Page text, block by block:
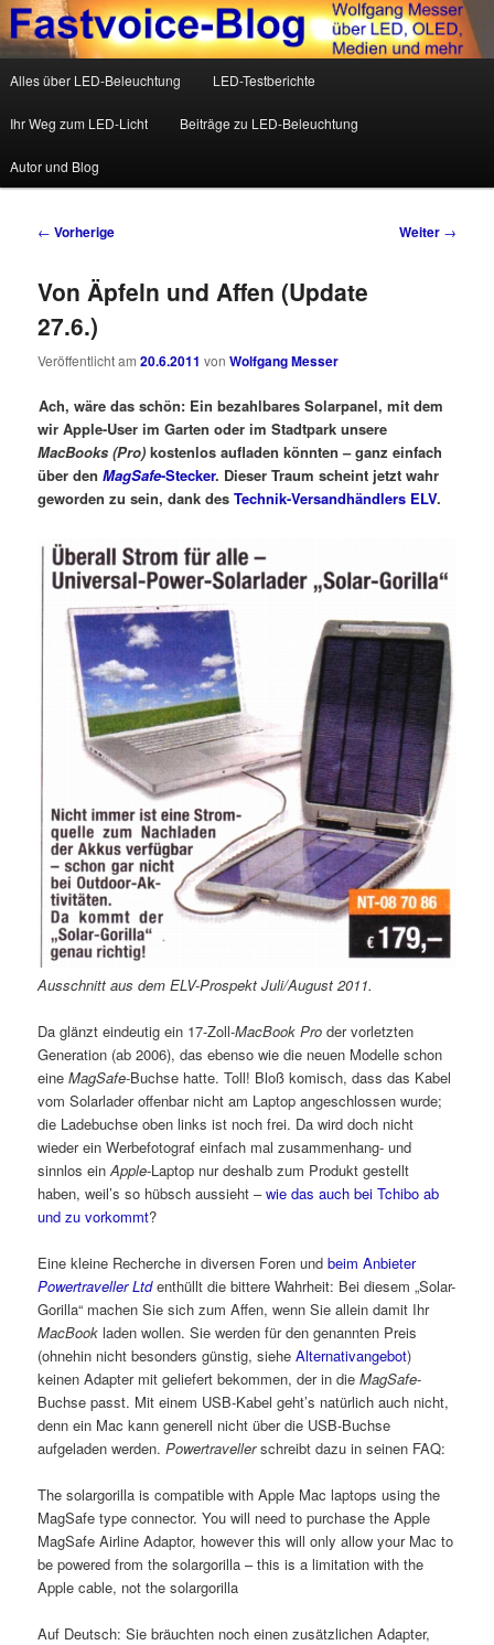
Fastvoice-Blog
Wolfgang Messer über LED, OLED, Medien und mehr
Zum Inhalt wechseln
Zum sekundären Inhalt wechseln
Alles über LED-Beleuchtung LED-Testberichte
Ihr Weg zum LED-Licht Beiträge zu LED-Beleuchtung
Autor und Blog
Beitrags-Navigation
← Vorherige Weiter →
Von Äpfeln und Affen (Update
27.6.)
Veröffentlicht am20.6.2011 vonWolfgang Messer
Ach, wäre das schön: Ein bezahlbares Solarpanel, mit dem
wir Apple-User im Garten oder im Stadtpark unsere
MacBooks (Pro) kostenlos aufladen könnten – ganz einfach
über denMagSafe-Stecker. Dieser Traum scheint jetzt wahr
geworden zu sein, dank desTechnik-Versandhändlers ELV.
Ausschnitt aus dem ELV-Prospekt Juli/August 2011.
Da glänzt eindeutig ein 17-Zoll-MacBook Pro der vorletzten
Generation (ab 2006), das ebenso wie die neuen Modelle schon
eineMagSafe-Buchse hatte. Toll! Bloß komisch, dass das Kabel
vom Solarlader offenbar nicht am Laptop angeschlossen wurde;
die Ladebuchse oben links ist noch frei. Da wird doch nicht
wieder ein Werbefotograf einfach mal zusammenhang- und
sinnlos einApple-Laptop nur deshalb zum Produkt gestellt
haben, weil’s so hübsch aussieht –wie das auch bei Tchibo ab
und zu vorkommt?
Eine kleine Recherche in diversen Foren undbeim Anbieter
Powertraveller Ltdenthüllt die bittere Wahrheit: Bei diesem „Solar-
Gorilla“ machen Sie sich zum Affen, wenn Sie allein damit Ihr
MacBook laden wollen. Sie werden für den genannten Preis
(ohnehin nicht besonders günstig, sieheAlternativangebot)
keinen Adapter mit geliefert bekommen, der in dieMagSafe-
Buchse passt. Mit einem USB-Kabel geht’s natürlich auch nicht,
denn ein Mac kann generell nicht über die USB-Buchse
aufgeladen werden.Powertravellerschreibt dazu in seinen FAQ:
The solargorilla is compatible with Apple Mac laptops using the
MagSafe type connector. You will need to purchase the Apple
MagSafe Airline Adaptor, however this will only allow your Mac to
be powered from the solargorilla – this is a limitation with the
Apple cable, not the solargorilla
Auf Deutsch: Sie bräuchten noch einen zusätzlichen Adapter,